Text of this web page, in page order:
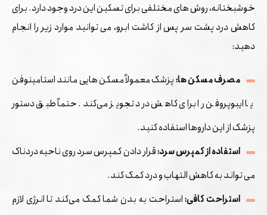
خوشبختانه، روش ‌های مختلفی برای تسکین این درد وجود دارد. برای
کاهش درد پشت سر پس از کاشت ابرو، می ‌توانید موارد زیر را انجام
دهید:
مصرف مسکن ‌ها:پزشک معمولاً مسکن ‌هایی مانند استامینوفن
یا ایبوپروفن را برای کاهش درد تجویز می‌کند. حتماً طبق دستور
پزشک از این داروها استفاده کنید.
استفاده از کمپرس سرد:قرار دادن کمپرس سرد روی ناحیه دردناک
می ‌تواند به کاهش التهاب و درد کمک کند.
استراحت کافی:استراحت به بدن شما کمک می‌کند تا انرژی لازم